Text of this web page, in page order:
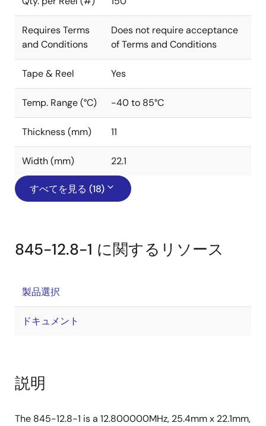
Requires Terms
and Conditions
Does not require acceptance
of Terms and Conditions
Tape & Reel Yes
Temp. Range (°C) -40 to 85°C
Thickness (mm) 11
Width (mm) 22.1
すべてを見る (18)
845-12.8-1 に関するリソース
製品選択
ドキュメント
説明
The 845-12.8-1 is a 12.800000MHz, 25.4mm x 22.1mm,